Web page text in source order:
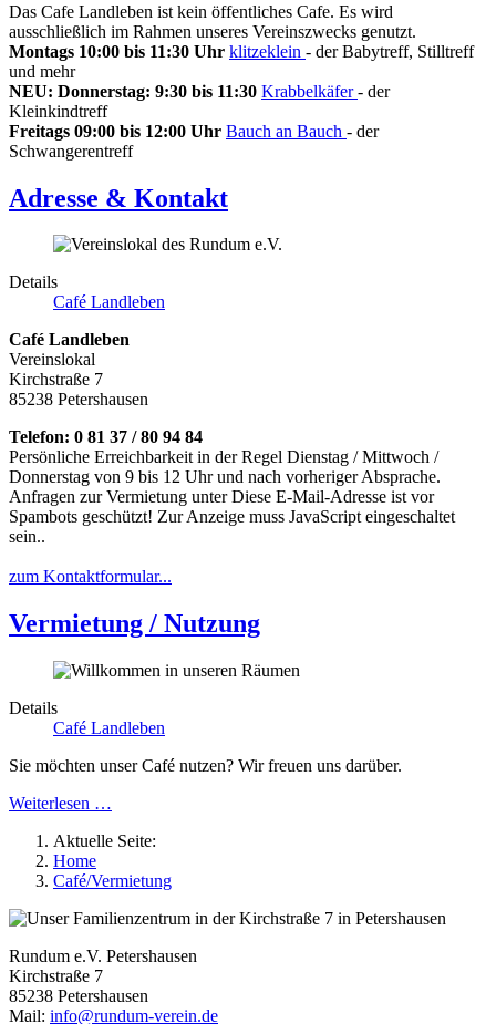
Das Cafe Landleben ist kein öffentliches Cafe. Es wird
ausschließlich im Rahmen unseres Vereinszwecks genutzt.
Montags 10:00 bis 11:30 Uhr klitzeklein - der Babytreff, Stilltreff
und mehr
NEU: Donnerstag: 9:30 bis 11:30 Krabbelkäfer- der
Kleinkindtreff
Freitags 09:00 bis 12:00 Uhr Bauch an Bauch - der
Schwangerentreff
Adresse & Kontakt
Details
Café Landleben
Café Landleben
Vereinslokal
Kirchstraße 7
85238 Petershausen
Telefon: 0 81 37 / 80 94 84
Persönliche Erreichbarkeit in der Regel Dienstag / Mittwoch /
Donnerstag von 9 bis 12 Uhr und nach vorheriger Absprache.
Anfragen zur Vermietung unterDiese E-Mail-Adresse ist vor
Spambots geschützt! Zur Anzeige muss JavaScript eingeschaltet
sein..
zum Kontaktformular...
Vermietung / Nutzung
Details
Café Landleben
Sie möchten unser Café nutzen? Wir freuen uns darüber.
Weiterlesen …
Aktuelle Seite:
Home
Café/Vermietung
Rundum e.V. Petershausen
Kirchstraße 7
85238 Petershausen
Mail: info@rundum-verein.de